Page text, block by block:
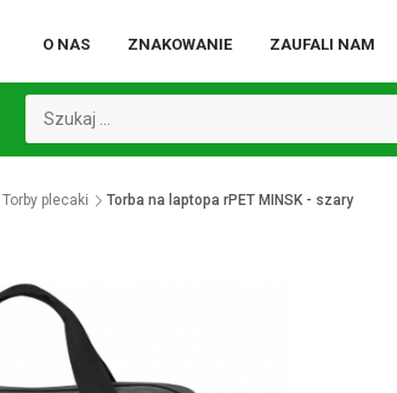
O NAS ZNAKOWANIE ZAUFALI NAM
Torby plecaki Torba na laptopa rPET MINSK - szary